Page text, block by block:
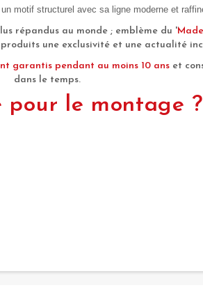
motif structurel avec sa ligne moderne et
répandus au monde ; emblème du '
une exclusivité et une actualité
garantis pendant au moins 10 ans et
dans le temps.
pour le montage